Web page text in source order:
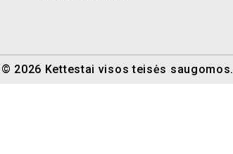
© 2026 Kettestai visos teisės saugomos.